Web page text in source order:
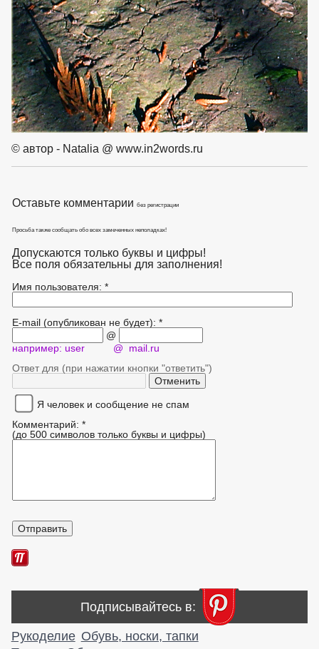
© автор - Natalia @ www.in2words.ru
Оставьте комментарии без регистрации
Просьба также сообщать обо всех замеченных неполадках!
Допускаются только буквы и цифры!
Все поля обязательны для заполнения!
Имя пользователя: *
E-mail (опубликован не будет): *
@
например: user @ mail.ru
Ответ для (при нажатии кнопки "ответить")
Я человек и сообщение не спам
Комментарий: *
(до 500 символов только буквы и цифры)
Подписывайтесь в:
Рукоделие Обувь, носки, тапки